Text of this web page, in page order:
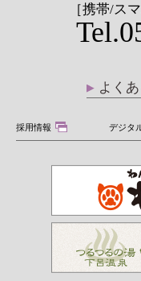
［携帯/ス
よく
採用情報 デジタ